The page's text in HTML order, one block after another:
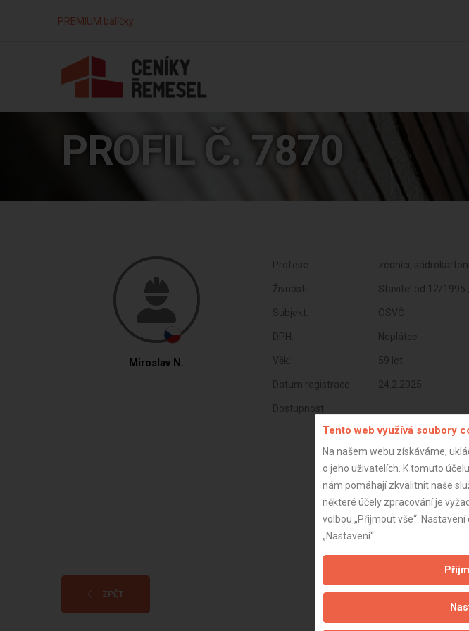
PREMIUM balíčky
PROFIL Č. 7870
Miroslav N.
Profese: zedníci,
Živnosti: Stavitel od 12/1995
Subjekt: OSVČ
DPH: Neplátce
Věk: 59 let
Datum registrace: 24.2.2025
Dostupnost:
ZPĚT
Tento web využívá soubory
Na našem webu získáváme,
o jeho uživatelích. K tomuto
nám pomáhají zkvalitnit naše
některé účely zpracování je
volbou „Přijmout vše“.
„Nastavení“.